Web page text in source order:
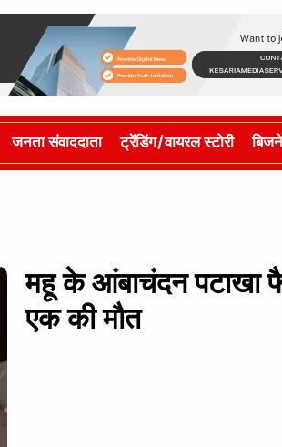
जनता संवाददाता ट्रेंडिंग/वायरल स्टोरी
महू के आंबाचंदन पटाखा
एक की मौत